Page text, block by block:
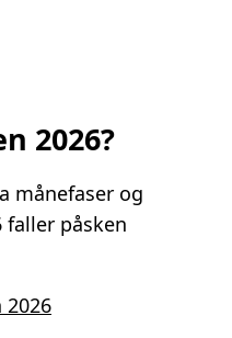
2026?
månefaser og
faller påsken
2026